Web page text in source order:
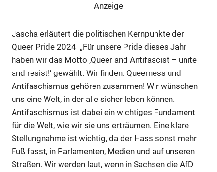
Anzeige
Anzeige
Jascha erläutert die politischen Kernpunkte der
Queer Pride 2024: „Für unsere Pride dieses Jahr
haben wir das Motto ‚Queer and Antifascist – unite
and resist!‘ gewählt. Wir finden: Queerness und
Antifaschismus gehören zusammen! Wir wünschen
uns eine Welt, in der alle sicher leben können.
Antifaschismus ist dabei ein wichtiges Fundament
für die Welt, wie wir sie uns erträumen. Eine klare
Stellungnahme ist wichtig, da der Hass sonst mehr
Fuß fasst, in Parlamenten, Medien und auf unseren
Straßen. Wir werden laut, wenn in Sachsen die AfD